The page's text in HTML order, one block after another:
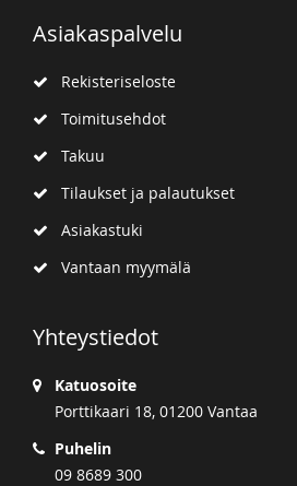
Asiakaspalvelu
Rekisteriseloste
Toimitusehdot
Takuu
Tilaukset ja palautukset
Asiakastuki
Vantaan myymälä
Yhteystiedot
Katuosoite
Porttikaari 18, 01200 Vantaa
Puhelin
09 8689 300